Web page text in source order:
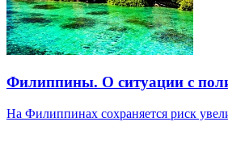
Филиппины. О ситуации с
На Филиппинах сохраняется риск